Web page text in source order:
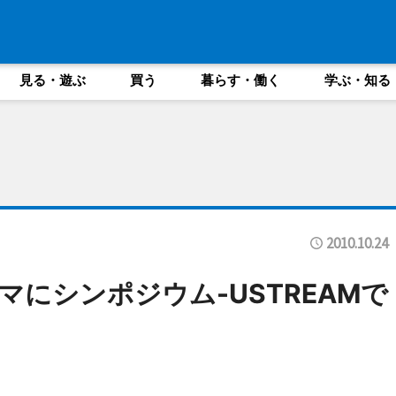
見る・遊ぶ 買う 暮らす・働く 学ぶ・知る
2010.10.24
にシンポジウム-USTREAMで